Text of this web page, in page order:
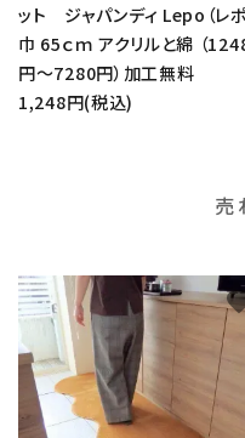
ット ジャパンディ Lepo（レポ
巾 65ｃｍ アクリルと綿 （
円～7280円）加工無料
1,248円(税込)
売